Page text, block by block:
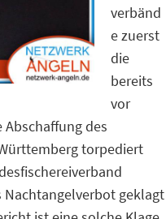
verbänd
e zuerst
die
bereits
vor
des
torpediert
Nachtangelverbot geklagt